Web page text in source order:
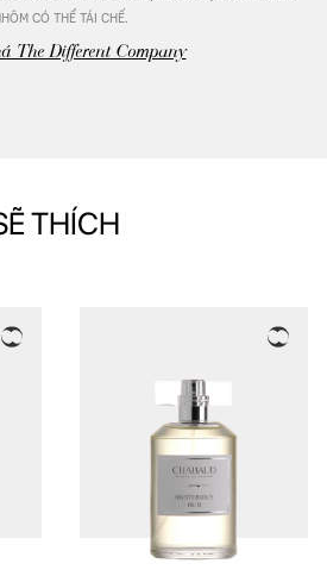
có thể tái chế.
The Different Company
THÍCH